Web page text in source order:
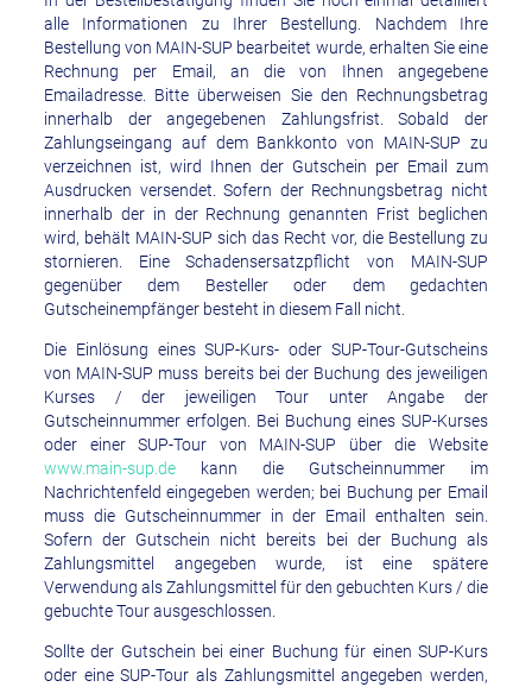
alle Informationen zu Ihrer Bestellung. Nachdem Ihre
Bestellung von MAIN-SUP bearbeitet wurde, erhalten Sie eine
Rechnung per Email, an die von Ihnen angegebene
Emailadresse. Bitte überweisen Sie den Rechnungsbetrag
innerhalb der angegebenen Zahlungsfrist. Sobald der
Zahlungseingang auf dem Bankkonto von MAIN-SUP zu
verzeichnen ist, wird Ihnen der Gutschein per Email zum
Ausdrucken versendet. Sofern der Rechnungsbetrag nicht
innerhalb der in der Rechnung genannten Frist beglichen
wird, behält MAIN-SUP sich das Recht vor, die Bestellung zu
stornieren. Eine Schadensersatzpflicht von MAIN-SUP
gegenüber dem Besteller oder dem gedachten
Gutscheinempfänger besteht in diesem Fall nicht.
Die Einlösung eines SUP-Kurs- oder SUP-Tour-Gutscheins
von MAIN-SUP muss bereits bei der Buchung des jeweiligen
Kurses / der jeweiligen Tour unter Angabe der
Gutscheinnummer erfolgen. Bei Buchung eines SUP-Kurses
oder einer SUP-Tour von MAIN-SUP über die Website
www.main-sup.dekann die Gutscheinnummer im
Nachrichtenfeld eingegeben werden; bei Buchung per Email
muss die Gutscheinnummer in der Email enthalten sein.
Sofern der Gutschein nicht bereits bei der Buchung als
Zahlungsmittel angegeben wurde, ist eine spätere
Verwendung als Zahlungsmittel für den gebuchten Kurs / die
gebuchte Tour ausgeschlossen.
Sollte der Gutschein bei einer Buchung für einen SUP-Kurs
oder eine SUP-Tour als Zahlungsmittel angegeben werden,